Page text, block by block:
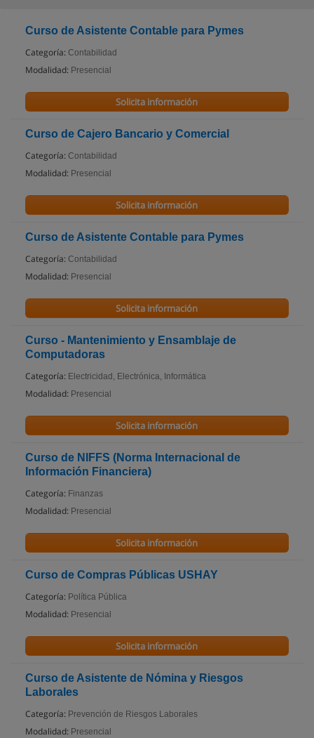
Curso de Asistente Contable para Pymes
Categoría: Contabilidad
Modalidad: Presencial
Solicita información
Curso de Cajero Bancario y Comercial
Categoría: Contabilidad
Modalidad: Presencial
Solicita información
Curso de Asistente Contable para Pymes
Categoría: Contabilidad
Modalidad: Presencial
Solicita información
Curso - Mantenimiento y Ensamblaje de
Computadoras
Categoría: Electricidad, Electrónica, Informática
Modalidad: Presencial
Solicita información
Curso de NIFFS (Norma Internacional de
Información Financiera)
Categoría: Finanzas
Modalidad: Presencial
Solicita información
Curso de Compras Públicas USHAY
Categoría: Política Pública
Modalidad: Presencial
Solicita información
Curso de Asistente de Nómina y Riesgos
Laborales
Categoría: Prevención de Riesgos Laborales
Modalidad: Presencial